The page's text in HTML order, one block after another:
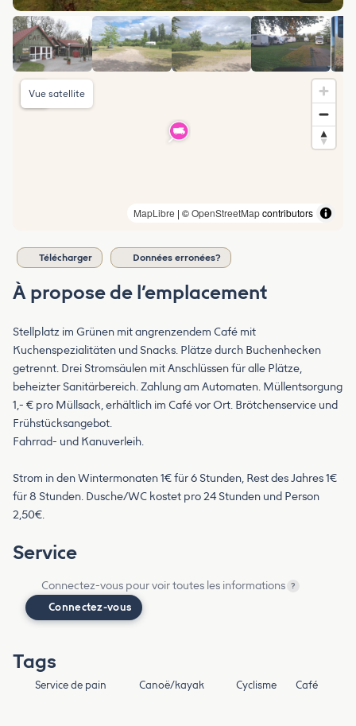
MapLibre | ©OpenStreetMapcontributors
Vue satellite
Télécharger Données erronées?
À propose de l’emplacement
Stellplatz im Grünen mit angrenzendem Café mit
Kuchenspezialitäten und Snacks. Plätze durch Buchenhecken
getrennt. Drei Stromsäulen mit Anschlüssen für alle Plätze,
beheizter Sanitärbereich. Zahlung am Automaten. Müllentsorgung
1,- € pro Müllsack, erhältlich im Café vor Ort. Brötchenservice und
Frühstücksangebot.
Fahrrad- und Kanuverleih.
Strom in den Wintermonaten 1€ für 6 Stunden, Rest des Jahres 1€
für 8 Stunden. Dusche/WC kostet pro 24 Stunden und Person
2,50€.
Service
Connectez-vous pour voir toutes les informations ?
Connectez-vous
Tags
Service de pain Canoë/kayak Cyclisme Café